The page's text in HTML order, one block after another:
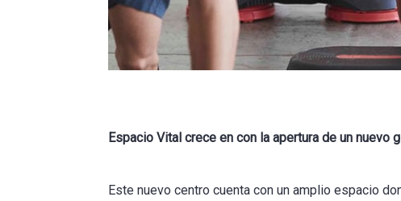
Espacio Vital crece en con la apertura de un nuevo
Este nuevo centro cuenta con un amplio espacio